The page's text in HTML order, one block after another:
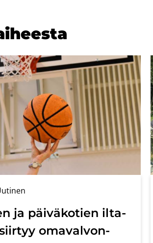
ja päi­vä­ko­tien il­ta­
oma­val­von­